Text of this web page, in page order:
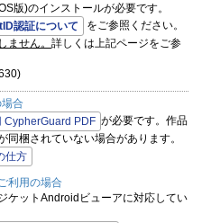
版)のインストールが必要です。
認証について
をご参照ください。
ません。 詳しくは上記ページをご参
合
CypherGuard PDF が必要です。作品
同梱されていない場合があります。
仕方
利用の場合
ケットAndroidビューアに対応してい